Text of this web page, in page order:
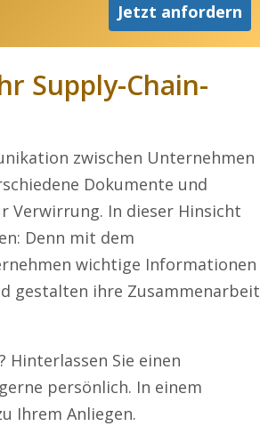
Jetzt anfordern
Supply-Chain-
zwischen Unternehmen
Dokumente und
Verwirrung. In dieser Hinsicht
Denn mit dem
wichtige Informationen
gestalten ihre Zusammenarbeit
Hinterlassen Sie einen
persönlich. In einem
Ihrem Anliegen.